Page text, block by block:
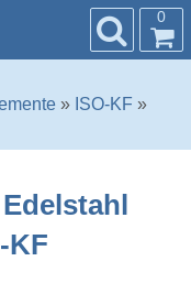
0
» ISO-KF »
KF